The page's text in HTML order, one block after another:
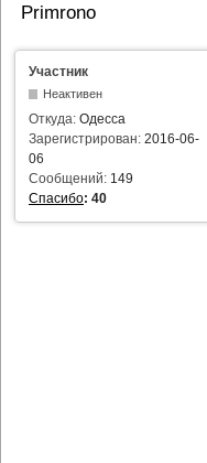
Primrono
Участник
Неактивен
Откуда: Одесса
Зарегистрирован: 2016-06-
06
Сообщений: 149
Спасибо: 40